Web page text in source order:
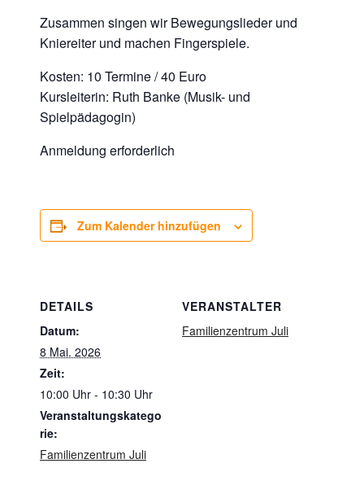
Zusammen singen wir Bewegungslieder und
Kniereiter und machen Fingerspiele.
Kosten: 10 Termine / 40 Euro
Kursleiterin: Ruth Banke (Musik- und
Spielpädagogin)
Anmeldung erforderlich
Zum Kalender hinzufügen
DETAILS
Datum:
8 Mai. 2026
Zeit:
10:00 Uhr - 10:30 Uhr
Veranstaltungskatego
rie:
Familienzentrum Juli
VERANSTALTER
Familienzentrum Juli